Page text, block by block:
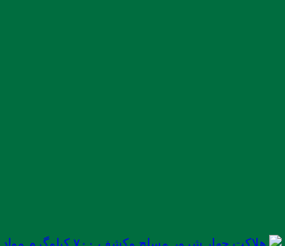
هلاکت چهار شرور مسلح وکشف ۷۰۰ کیلوگرم مواد مخدر